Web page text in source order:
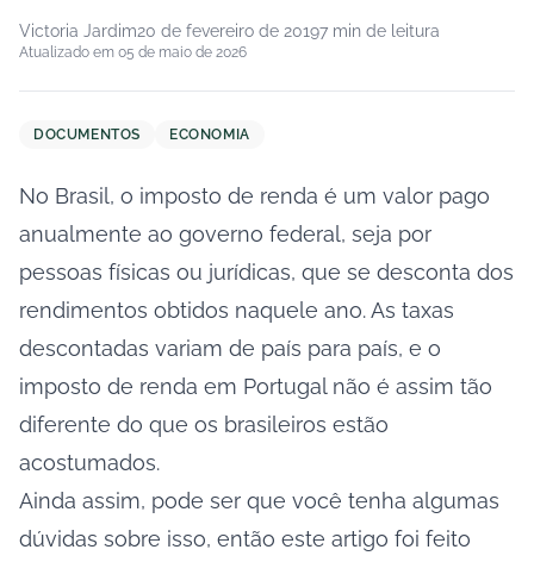
Victoria Jardim20 de fevereiro de 20197 min de leitura
Atualizado em 05 de maio de 2026
DOCUMENTOS ECONOMIA
No Brasil, o imposto de renda é um valor pago
anualmente ao governo federal, seja por
pessoas físicas ou jurídicas, que se desconta dos
rendimentos obtidos naquele ano. As taxas
descontadas variam de país para país, e o
imposto de renda em Portugal não é assim tão
diferente do que os brasileiros estão
acostumados.
Ainda assim, pode ser que você tenha algumas
dúvidas sobre isso, então este artigo foi feito